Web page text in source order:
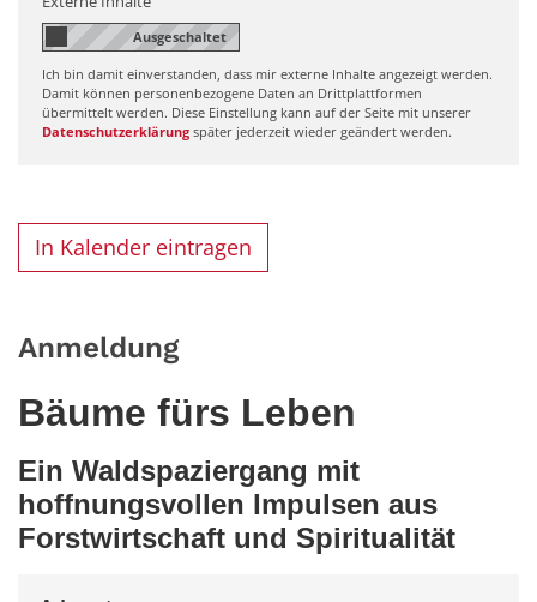
Ich bin damit einverstanden, dass mir externe Inhalte angezeigt werden.
Damit können personenbezogene Daten an Drittplattformen
übermittelt werden. Diese Einstellung kann auf der Seite mit unserer
Datenschutzerklärung später jederzeit wieder geändert werden.
In Kalender eintragen
Anmeldung